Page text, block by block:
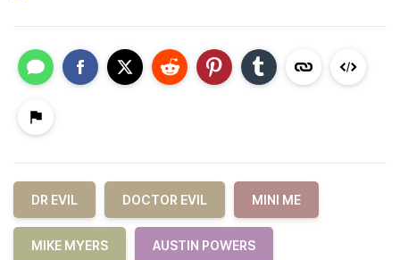
DR EVIL DOCTOR EVIL MINI ME
MIKE MYERS AUSTIN POWERS